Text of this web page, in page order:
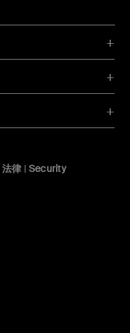
法律 | Security